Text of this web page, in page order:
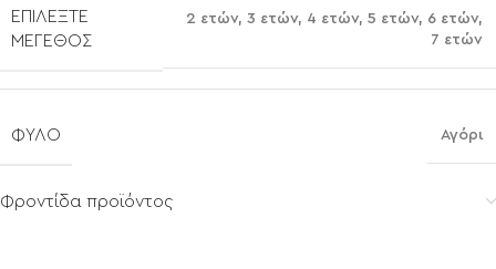
ΕΠΙΛΈΞΤΕ
ΜΈΓΕΘΟΣ
2 ετών, 3 ετών, 4 ετών, 5 ετών, 6 ετών,
7 ετών
ΦΎΛΟ Αγόρι
Φροντίδα προϊόντος